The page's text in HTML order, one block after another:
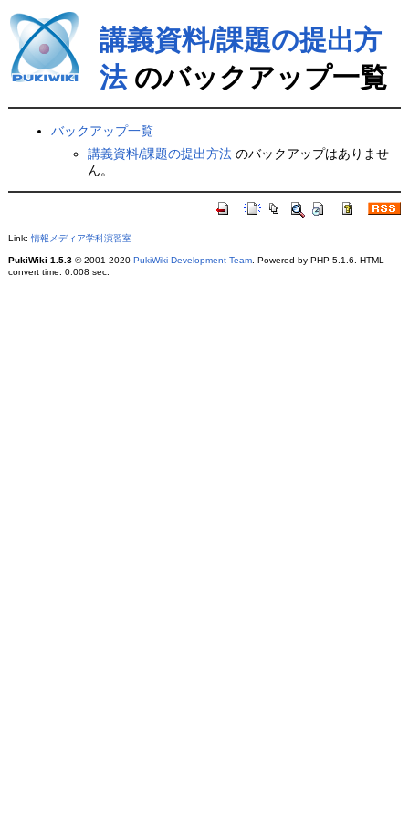
講義資料/課題の提出方
法のバックアップ一覧
バックアップ一覧
講義資料/課題の提出方法 のバックアップはありませ
ん。
Link: 情報メディア学科演習室
PukiWiki 1.5.3© 2001-2020 PukiWiki Development Team. Powered by PHP 5.1.6. HTML
convert time: 0.008 sec.